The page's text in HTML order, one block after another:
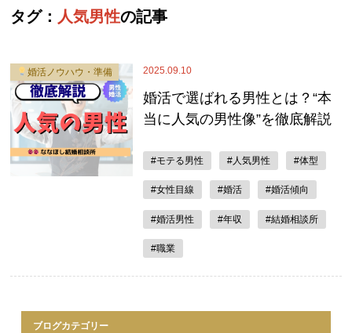
タグ： 人気男性の記事
2025.09.10
婚活ノウハウ・準備
婚活で選ばれる男性とは？“本
当に人気の男性像”を徹底解説
#モテる男性 #人気男性 #体型
#女性目線 #婚活 #婚活傾向
#婚活男性 #年収 #結婚相談所
#職業
ブログカテゴリー